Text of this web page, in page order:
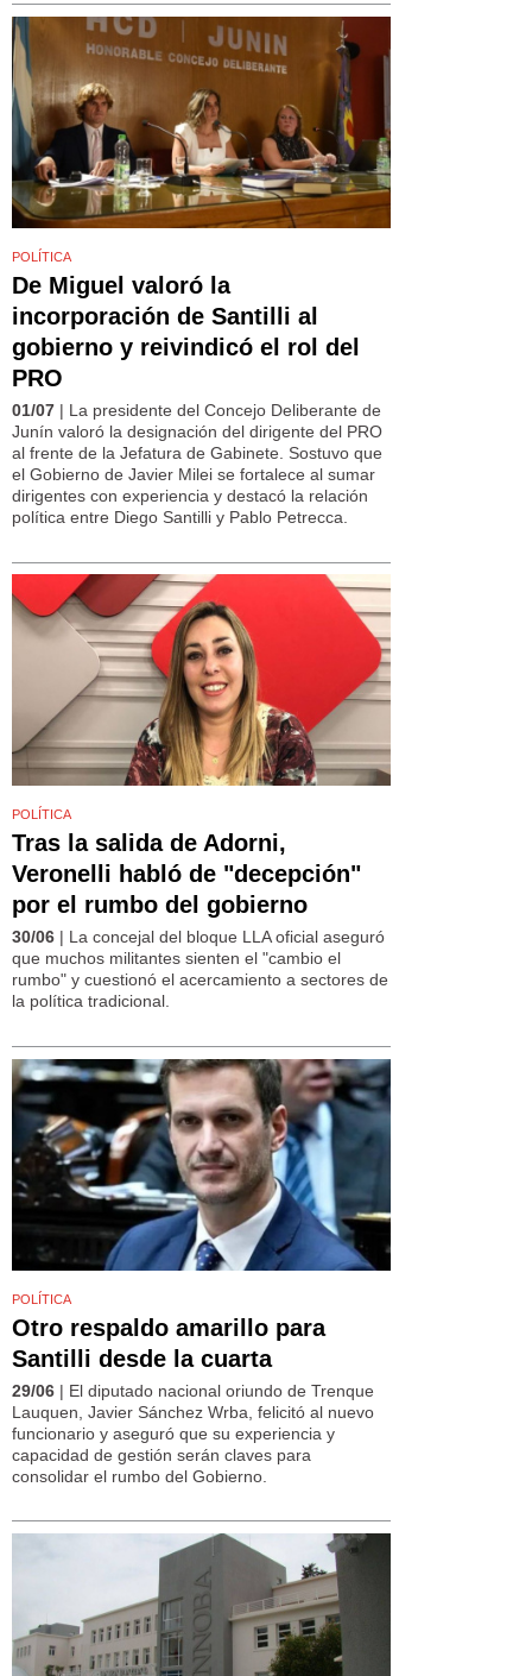
POLÍTICA
De Miguel valoró la
incorporación de Santilli al
gobierno y reivindicó el rol del
PRO
01/07 | La presidente del Concejo Deliberante de
Junín valoró la designación del dirigente del PRO
al frente de la Jefatura de Gabinete. Sostuvo que
el Gobierno de Javier Milei se fortalece al sumar
dirigentes con experiencia y destacó la relación
política entre Diego Santilli y Pablo Petrecca.
POLÍTICA
Tras la salida de Adorni,
Veronelli habló de "decepción"
por el rumbo del gobierno
30/06 | La concejal del bloque LLA oficial aseguró
que muchos militantes sienten el "cambio el
rumbo" y cuestionó el acercamiento a sectores de
la política tradicional.
POLÍTICA
Otro respaldo amarillo para
Santilli desde la cuarta
29/06 | El diputado nacional oriundo de Trenque
Lauquen, Javier Sánchez Wrba, felicitó al nuevo
funcionario y aseguró que su experiencia y
capacidad de gestión serán claves para
consolidar el rumbo del Gobierno.